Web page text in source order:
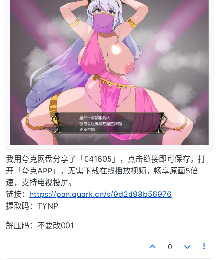
我用夸克网盘分享了「041605」，点击链接即可保存。打
开「夸克APP」，无需下载在线播放视频，畅享原画5倍
速，支持电视投屏。
链接： https://pan.quark.cn/s/9d2d98b56976
提取码：TYNP
解压码：不要改001
0